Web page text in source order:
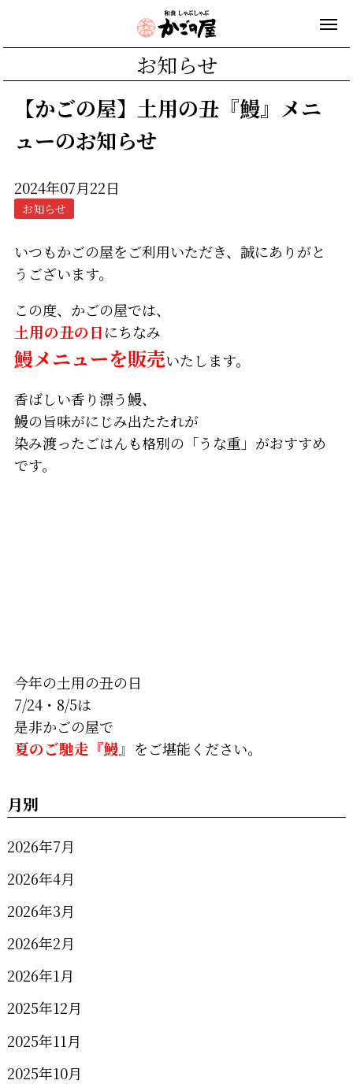
お知らせ
【かごの屋】土用の丑『鰻』メニ
ューのお知らせ
2024年07月22日
お知らせ
いつもかごの屋をご利用いただき、誠にありがと
うございます。
この度、かごの屋では、
土用の丑の日にちなみ
鰻メニューを販売いたします。
香ばしい香り漂う鰻、
鰻の旨味がにじみ出たたれが
染み渡ったごはんも格別の「うな重」がおすすめ
です。
今年の土用の丑の日
7/24・8/5は
是非かごの屋で
夏のご馳走『鰻』 をご堪能ください。
月別
2026年7月
2026年4月
2026年3月
2026年2月
2026年1月
2025年12月
2025年11月
2025年10月